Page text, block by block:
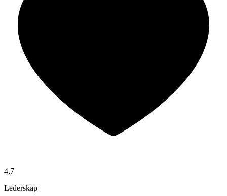
4,7
Lederskap